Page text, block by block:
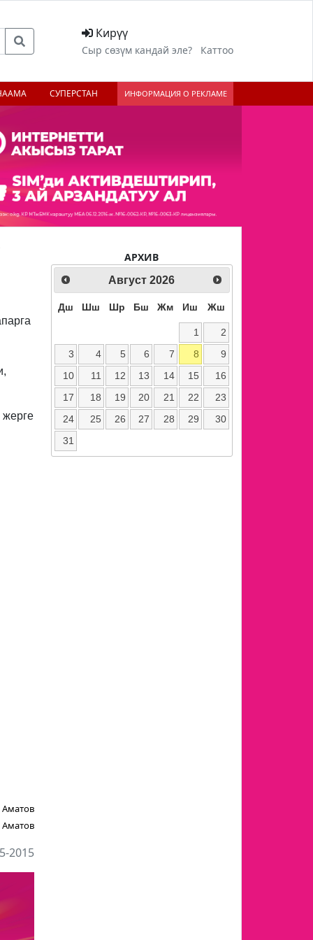
Кирүү
Сыр сөзүм кандай эле? Каттоо
СУПЕРСТАН ИНФОРМАЦИЯ О РЕКЛАМЕ
жерге
2015
АРХИВ
Август 2026
Дш Шш Шр Бш Жм Иш Жш
1
2
3
4 5 6 7 8
9
10
11 12 13 14 15
16
17
18 19 20 21 22
23
24
25 26 27 28 29
30
31